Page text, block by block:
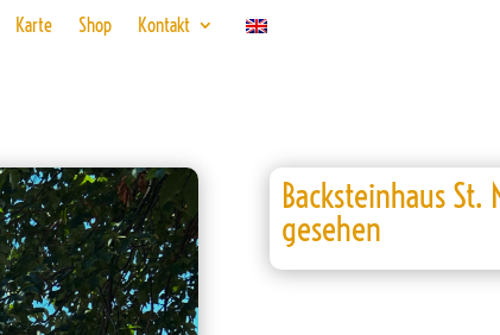
Karte Shop Kontakt
Backsteinhaus
gesehen